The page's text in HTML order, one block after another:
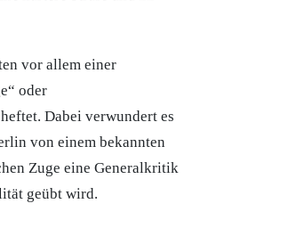
vor allem einer
oder
Dabei verwundert es
von einem bekannten
Zuge eine Generalkritik
geübt wird.